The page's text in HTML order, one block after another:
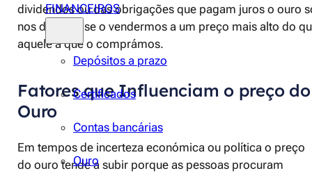
FINANCEIROS
Depósitos a prazo
Certificados
Contas bancárias
Ouro
dividendos ou das obrigações que pagam juros o ouro
nos dá lucro se o vendermos a um preço mais alto do
aquele a que o comprámos.
Fatores que Influenciam o preço do
Ouro
Em tempos de incerteza económica ou política o preço
do ouro tende a subir porque as pessoas procuram